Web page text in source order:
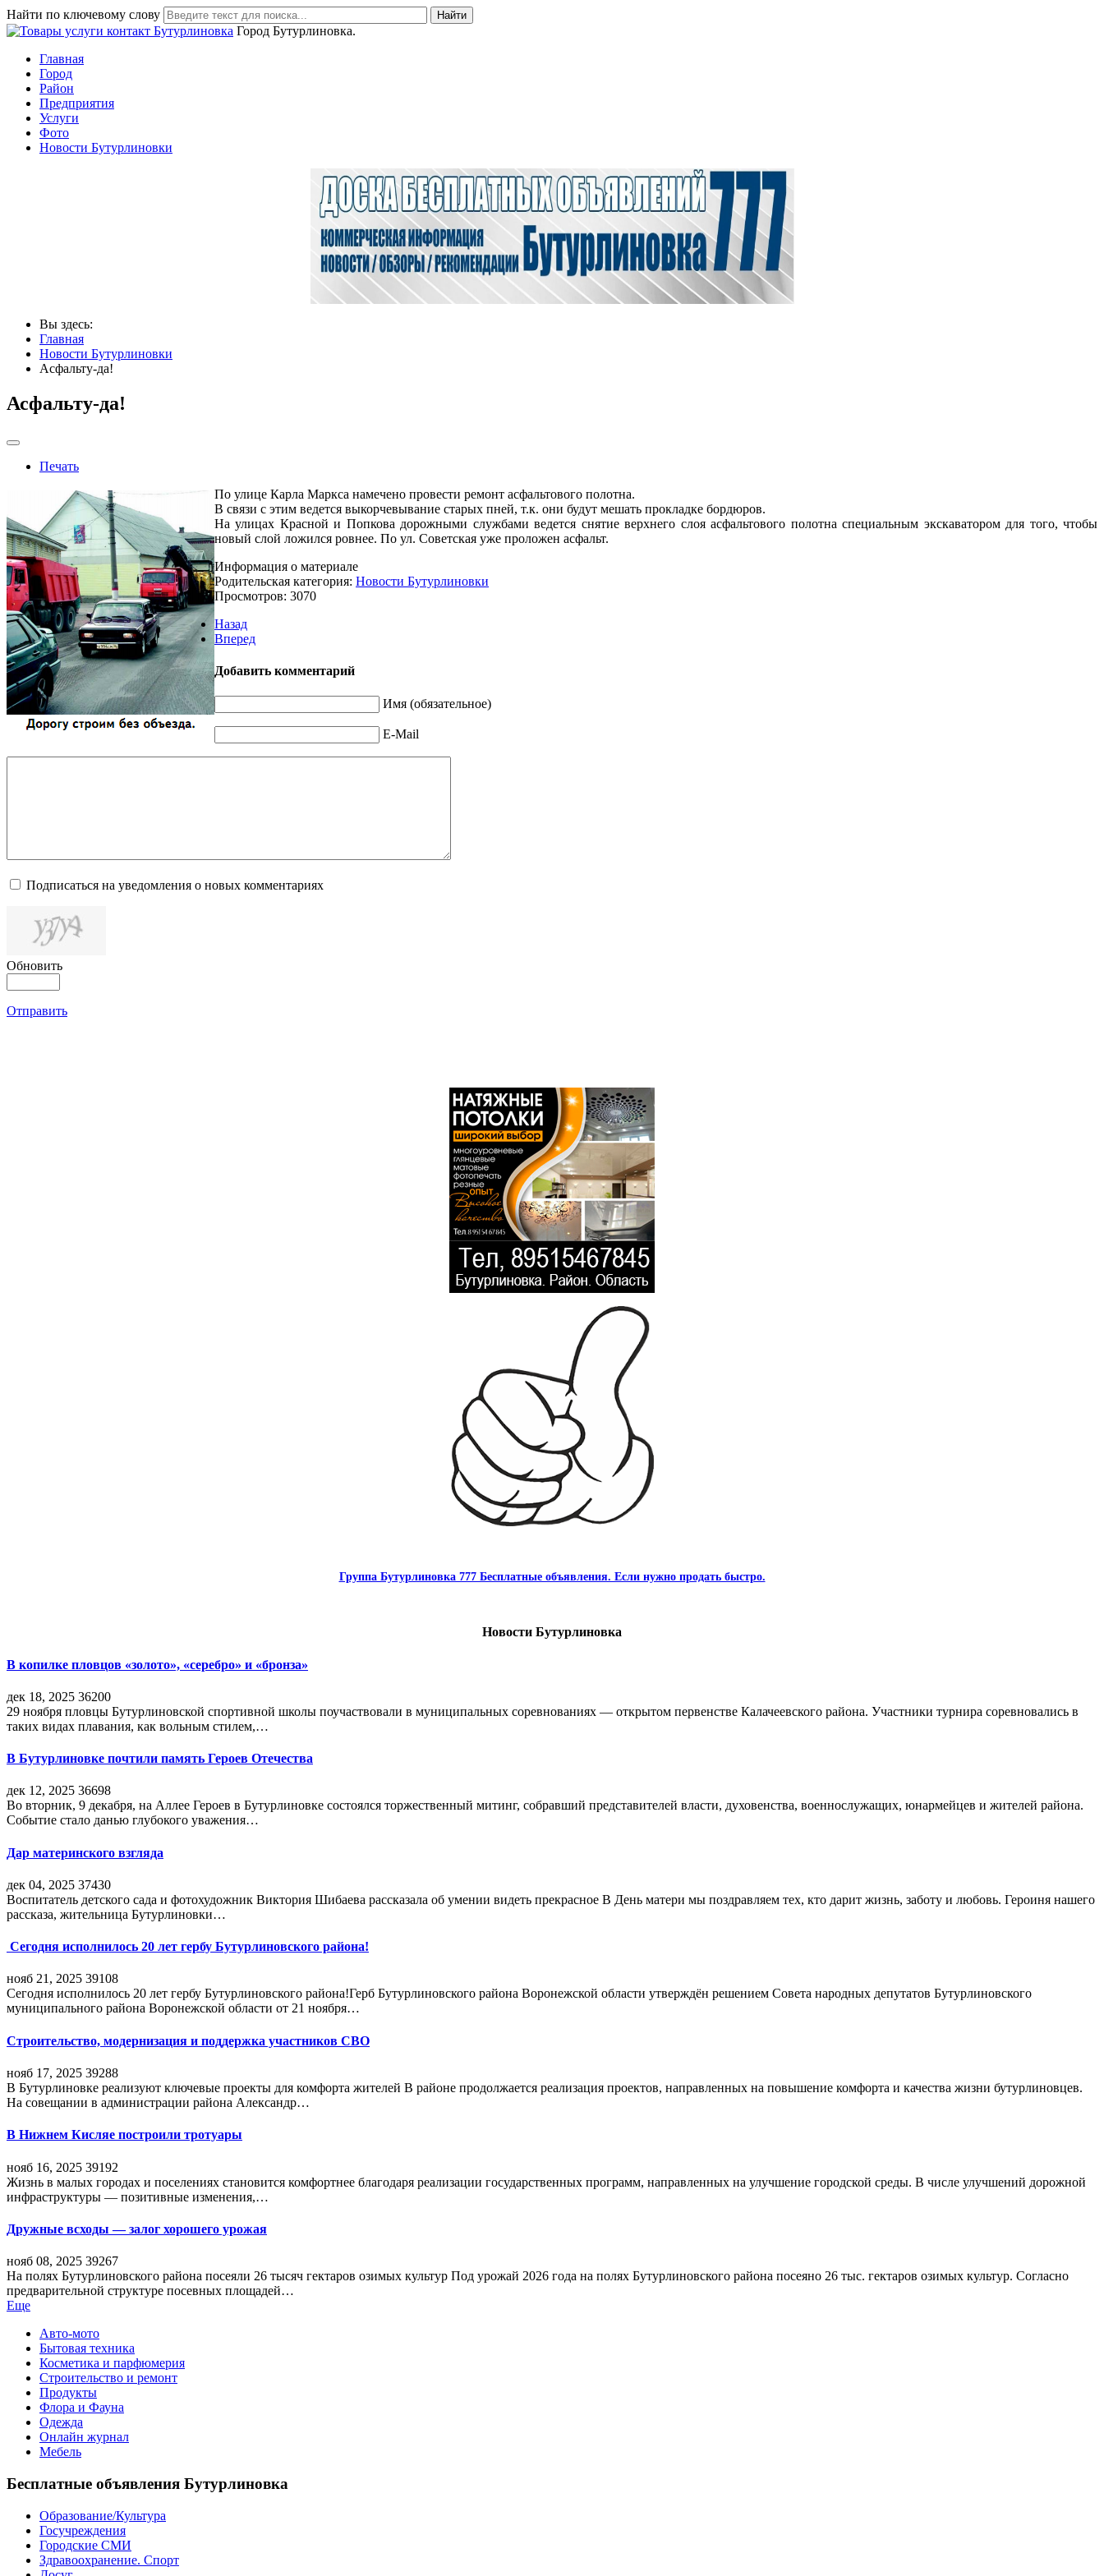
Найти по ключевому слову Найти
Город Бутурлиновка.
Главная
Город
Район
Предприятия
Услуги
Фото
Новости Бутурлиновки
Вы здесь:
Главная
Новости Бутурлиновки
Асфальту-да!
Асфальту-да!
Печать
По улице Карла Маркса намечено провести ремонт асфальтового полотна.
В связи с этим ведется выкорчевывание старых пней, т.к. они будут мешать прокладке бордюров.
На улицах Красной и Попкова дорожными службами ведется снятие верхнего слоя асфальтового полотна специальным экскаватором для того, чтобы
новый слой ложился ровнее. По ул. Советская уже проложен асфальт.
Информация о материале
Родительская категория: Новости Бутурлиновки
Просмотров: 3070
Назад
Вперед
Добавить комментарий
Имя (обязательное)
E-Mail
Подписаться на уведомления о новых комментариях
Обновить
Отправить
Группа Бутурлиновка 777 Бесплатные объявления. Если нужно продать быстро.
Новости Бутурлиновка
В копилке пловцов «золото», «серебро» и «бронза»
дек 18, 2025 36200
29 ноября пловцы Бутурлиновской спортивной школы поучаствовали в муниципальных соревнованиях — открытом первенстве Калачеевского района. Участники турнира соревновались в
таких видах плавания, как вольным стилем,…
В Бутурлиновке почтили память Героев Отечества
дек 12, 2025 36698
Во вторник, 9 декабря, на Аллее Героев в Бутурлиновке состоялся торжественный митинг, собравший представителей власти, духовенства, военнослужащих, юнармейцев и жителей района.
Событие стало данью глубокого уважения…
Дар материнского взгляда
дек 04, 2025 37430
Воспитатель детского сада и фотохудожник Виктория Шибаева рассказала об умении видеть прекрасное В День матери мы поздравляем тех, кто дарит жизнь, заботу и любовь. Героиня нашего
рассказа, жительница Бутурлиновки…
Сегодня исполнилось 20 лет гербу Бутурлиновского района!
нояб 21, 2025 39108
Сегодня исполнилось 20 лет гербу Бутурлиновского района!Герб Бутурлиновского района Воронежской области утверждён решением Совета народных депутатов Бутурлиновского
муниципального района Воронежской области от 21 ноября…
Строительство, модернизация и поддержка участников СВО
нояб 17, 2025 39288
В Бутурлиновке реализуют ключевые проекты для комфорта жителей В районе продолжается реализация проектов, направленных на повышение комфорта и качества жизни бутурлиновцев.
На совещании в администрации района Александр…
В Нижнем Кисляе построили тротуары
нояб 16, 2025 39192
Жизнь в малых городах и поселениях становится комфортнее благодаря реализации государственных программ, направленных на улучшение городской среды. В числе улучшений дорожной
инфраструктуры — позитивные изменения,…
Дружные всходы — залог хорошего урожая
нояб 08, 2025 39267
На полях Бутурлиновского района посеяли 26 тысяч гектаров озимых культур Под урожай 2026 года на полях Бутурлиновского района посеяно 26 тыс. гектаров озимых культур. Согласно
предварительной структуре посевных площадей…
Еще
Авто-мото
Бытовая техника
Косметика и парфюмерия
Строительство и ремонт
Продукты
Флора и Фауна
Одежда
Онлайн журнал
Мебель
Бесплатные объявления Бутурлиновка
Образование/Культура
Госучреждения
Городские СМИ
Здравоохранение. Спорт